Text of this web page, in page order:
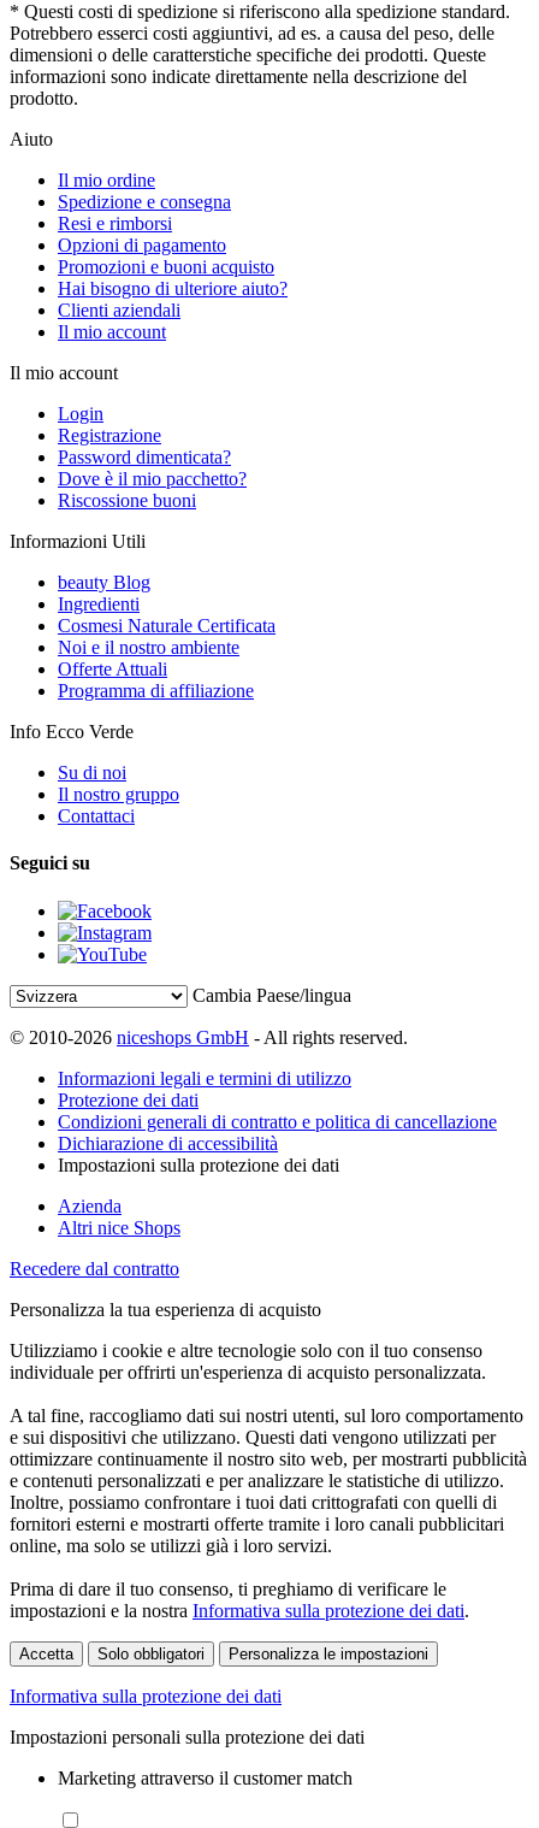
* Questi costi di spedizione si riferiscono alla spedizione standard.
Potrebbero esserci costi aggiuntivi, ad es. a causa del peso, delle
dimensioni o delle caratterstiche specifiche dei prodotti. Queste
informazioni sono indicate direttamente nella descrizione del
prodotto.
Aiuto
Il mio ordine
Spedizione e consegna
Resi e rimborsi
Opzioni di pagamento
Promozioni e buoni acquisto
Hai bisogno di ulteriore aiuto?
Clienti aziendali
Il mio account
Il mio account
Login
Registrazione
Password dimenticata?
Dove è il mio pacchetto?
Riscossione buoni
Informazioni Utili
beauty Blog
Ingredienti
Cosmesi Naturale Certificata
Noi e il nostro ambiente
Offerte Attuali
Programma di affiliazione
Info Ecco Verde
Su di noi
Il nostro gruppo
Contattaci
Seguici su
Cambia Paese/lingua
© 2010-2026 niceshops GmbH - All rights reserved.
Informazioni legali e termini di utilizzo
Protezione dei dati
Condizioni generali di contratto e politica di cancellazione
Dichiarazione di accessibilità
Impostazioni sulla protezione dei dati
Azienda
Altri nice Shops
Recedere dal contratto
Personalizza la tua esperienza di acquisto
Utilizziamo i cookie e altre tecnologie solo con il tuo consenso
individuale per offrirti un'esperienza di acquisto personalizzata.
A tal fine, raccogliamo dati sui nostri utenti, sul loro comportamento
e sui dispositivi che utilizzano. Questi dati vengono utilizzati per
ottimizzare continuamente il nostro sito web, per mostrarti pubblicità
e contenuti personalizzati e per analizzare le statistiche di utilizzo.
Inoltre, possiamo confrontare i tuoi dati crittografati con quelli di
fornitori esterni e mostrarti offerte tramite i loro canali pubblicitari
online, ma solo se utilizzi già i loro servizi.
Prima di dare il tuo consenso, ti preghiamo di verificare le
impostazioni e la nostra Informativa sulla protezione dei dati.
Accetta Solo obbligatori Personalizza le impostazioni
Informativa sulla protezione dei dati
Impostazioni personali sulla protezione dei dati
Marketing attraverso il customer match